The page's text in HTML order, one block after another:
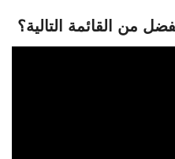
من القائمة التالية؟